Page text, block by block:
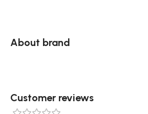
About brand
Customer reviews​